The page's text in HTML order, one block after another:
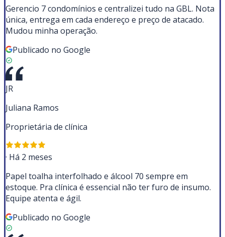
Gerencio 7 condomínios e centralizei tudo na GBL. Nota
única, entrega em cada endereço e preço de atacado.
Mudou minha operação.
Publicado no Google
JR
Juliana Ramos
Proprietária de clínica
· Há 2 meses
Papel toalha interfolhado e álcool 70 sempre em
estoque. Pra clínica é essencial não ter furo de insumo.
Equipe atenta e ágil.
Publicado no Google